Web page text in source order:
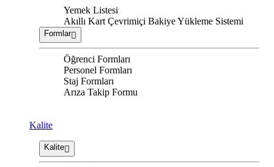
Yemek Listesi
Akıllı Kart Çevrimiçi Bakiye Yükleme Sistemi
Formlar
Öğrenci Formları
Personel Formları
Staj Formları
Arıza Takip Formu
Kalite
Kalite